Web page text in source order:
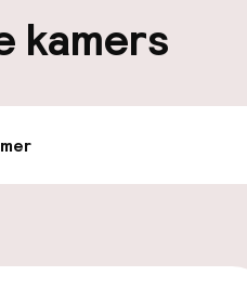
kamers